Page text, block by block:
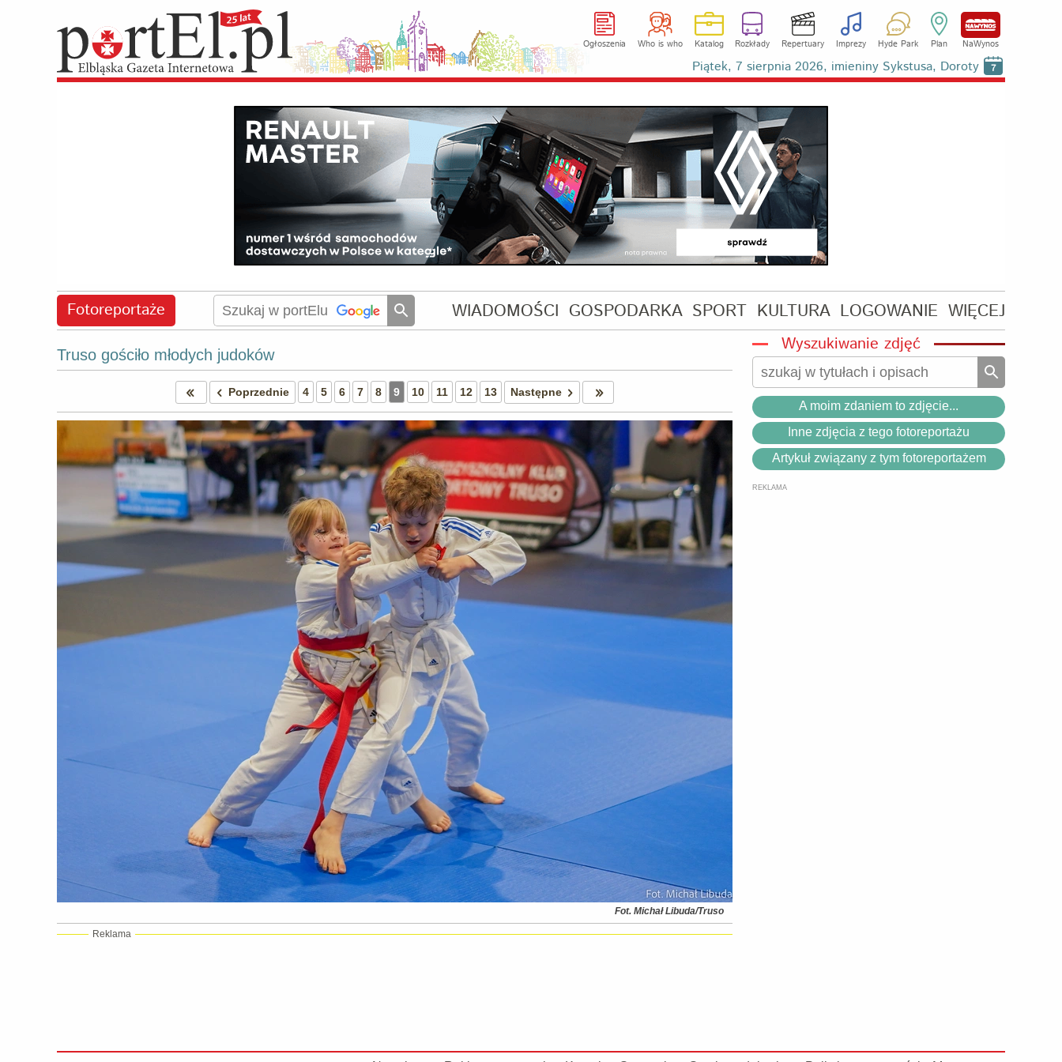
Ogłoszenia Who is who Katalog Rozkłady Repertuary Imprezy Hyde Park Plan NaWynos
Piątek, 7 sierpnia 2026, imieniny Sykstusa, Doroty 7
Fotoreportaże WIADOMOŚCI GOSPODARKA SPORT KULTURA LOGOWANIE WIĘCEJ
Truso gościło młodych judoków
Poprzednie 4 5 6 7 8 9 10 11 12 13 Następne
Fot. Michał Libuda/Truso
Reklama
Wyszukiwanie zdjęć
A moim zdaniem to zdjęcie...
Inne zdjęcia z tego fotoreportażu
Artykuł związany z tym fotoreportażem